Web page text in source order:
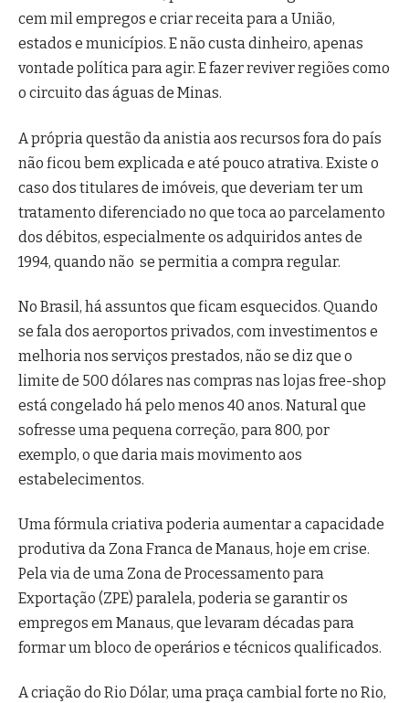
cem mil empregos e criar receita para a União,
estados e municípios. E não custa dinheiro, apenas
vontade política para agir. E fazer reviver regiões como
o circuito das águas de Minas.
A própria questão da anistia aos recursos fora do país
não ficou bem explicada e até pouco atrativa. Existe o
caso dos titulares de imóveis, que deveriam ter um
tratamento diferenciado no que toca ao parcelamento
dos débitos, especialmente os adquiridos antes de
1994, quando não se permitia a compra regular.
No Brasil, há assuntos que ficam esquecidos. Quando
se fala dos aeroportos privados, com investimentos e
melhoria nos serviços prestados, não se diz que o
limite de 500 dólares nas compras nas lojas free-shop
está congelado há pelo menos 40 anos. Natural que
sofresse uma pequena correção, para 800, por
exemplo, o que daria mais movimento aos
estabelecimentos.
Uma fórmula criativa poderia aumentar a capacidade
produtiva da Zona Franca de Manaus, hoje em crise.
Pela via de uma Zona de Processamento para
Exportação (ZPE) paralela, poderia se garantir os
empregos em Manaus, que levaram décadas para
formar um bloco de operários e técnicos qualificados.
A criação do Rio Dólar, uma praça cambial forte no Rio,